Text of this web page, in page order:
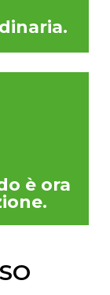
è ora